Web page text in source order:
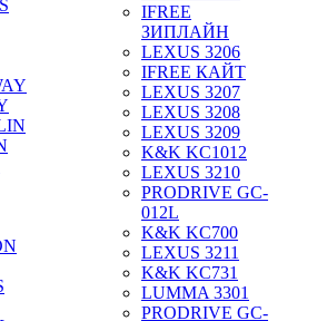
IFREE
ЗИПЛАЙН
LEXUS 3206
IFREE КАЙТ
LEXUS 3207
LEXUS 3208
LEXUS 3209
K&K KC1012
LEXUS 3210
PRODRIVE GC-
012L
K&K KC700
LEXUS 3211
K&K KC731
LUMMA 3301
PRODRIVE GC-